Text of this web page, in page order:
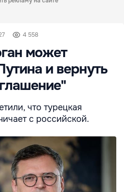
4 558
может
и вернуть
что турецкая
с российской.